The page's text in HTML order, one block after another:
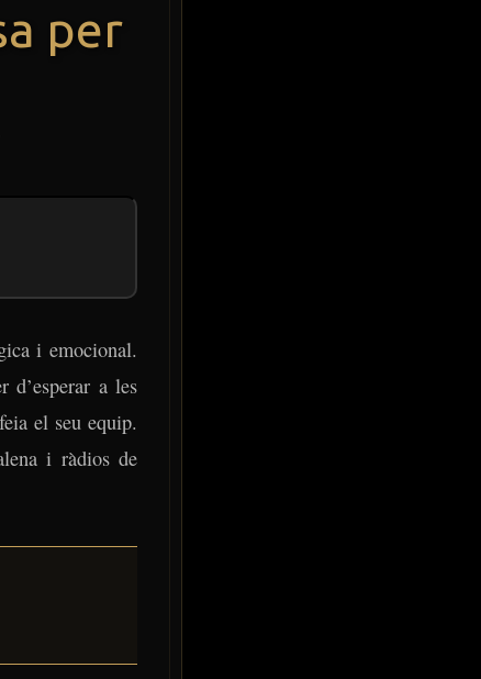
per
i emocional.
d’esperar a les
el seu equip.
i ràdios de